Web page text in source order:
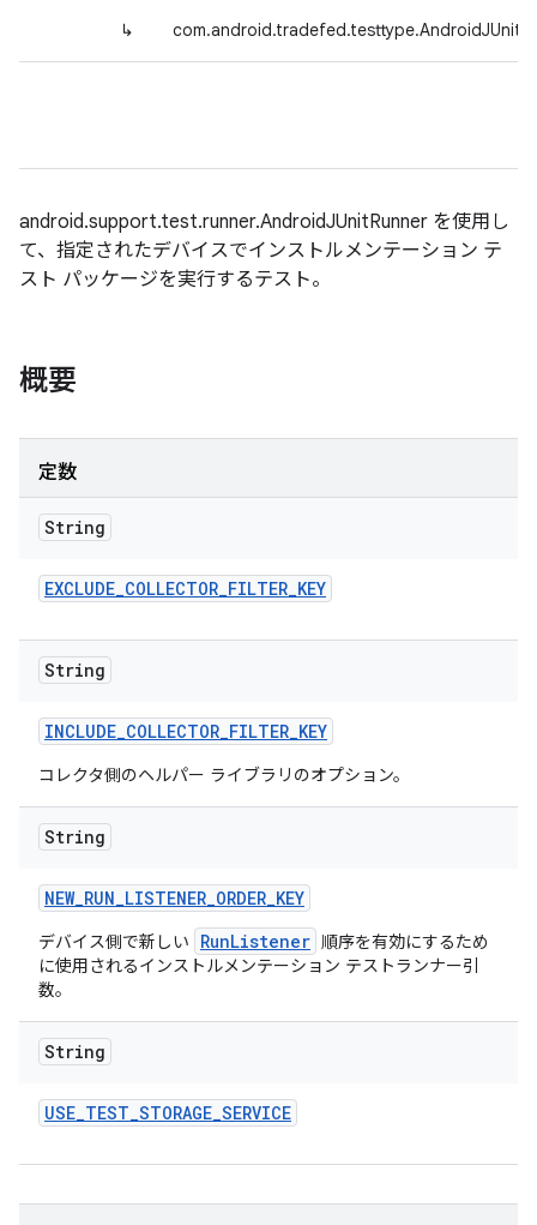
↳
android.support.test.runner.AndroidJUnitRunner を使用し
て、指定されたデバイスでインストルメンテーション テ
スト パッケージを実行するテスト。
概要
定数
String
EXCLUDE_COLLECTOR_FILTER_KEY
String
INCLUDE_COLLECTOR_FILTER_KEY
コレクタ側のヘルパー ライブラリのオプション。
String
NEW_RUN_LISTENER_ORDER_KEY
デバイス側で新しい RunListener 順序を有効にするため
に使用されるインストルメンテーション テストランナー引
数。
String
USE_TEST_STORAGE_SERVICE